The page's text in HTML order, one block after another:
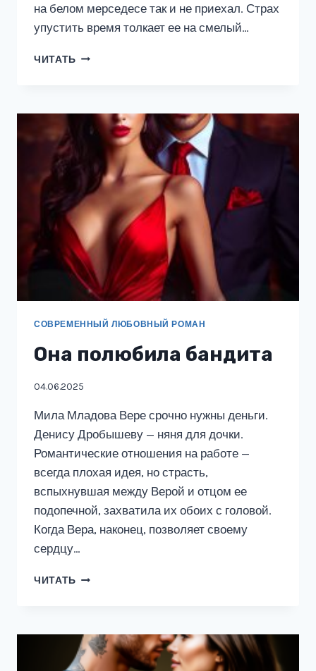
на белом мерседесе так и не приехал. Страх
упустить время толкает ее на смелый…
ЧИТАТЬ ПЫШКА
СОВРЕМЕННЫЙ ЛЮБОВНЫЙ РОМАН
Она полюбила бандита
04.06.2025
Мила Младова Вере срочно нужны деньги.
Денису Дробышеву — няня для дочки.
Романтические отношения на работе —
всегда плохая идея, но страсть,
вспыхнувшая между Верой и отцом ее
подопечной, захватила их обоих с головой.
Когда Вера, наконец, позволяет своему
сердцу…
ЧИТАТЬ ОНА